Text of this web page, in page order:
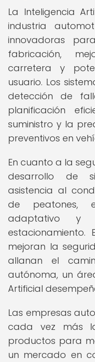
La Inteligencia
industria
innovadoras
fabricación,
carretera y
usuario. Los
detección de
planificación
suministro y la
preventivos en
En cuanto a la
desarrollo de
asistencia al
de peatones,
adaptativo y
estacionamiento.
mejoran la
allanan el
autónoma, un
Artificial
Las empresas
cada vez más
productos para
un mercado en